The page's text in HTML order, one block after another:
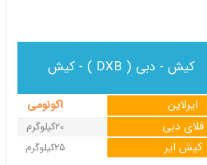
کیش - دبی ( DXB ) - کیش
اکونومی ایرلاین
20کیلوگرم فلای دبی
25کیلوگرم کیش ایر